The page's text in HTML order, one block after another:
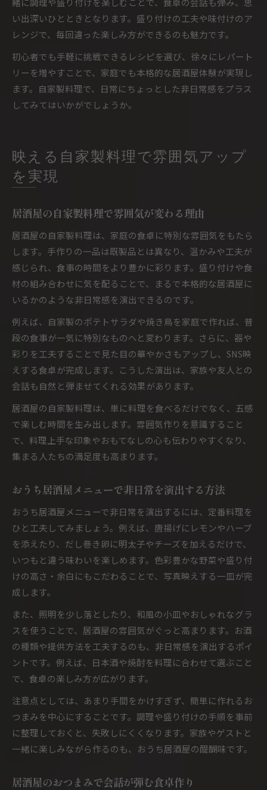
い出深いひとときとなります。盛り付けの工夫や味付けのア
レンジで、毎回違った楽しみ方ができるのも魅力です。
初心者でも手軽に挑戦できるレシピを選び、徐々にレパート
リーを増やすことで、家庭でも本格的な居酒屋体験が実現し
ます。自家製料理で、日常にちょっとした非日常感をプラス
してみてはいかがでしょうか。
映える自家製料理で雰囲気アップ
を実現
居酒屋の自家製料理で雰囲気が変わる理由
居酒屋の自家製料理は、家庭の食卓に特別な雰囲気をもたら
します。手作りの一品は既製品とは異なり、温かみや工夫が
感じられ、食事の時間をより豊かに彩ります。盛り付けや食
材の組み合わせに気を配ることで、まるで本格的な居酒屋に
いるかのような非日常感を演出できるのです。
例えば、自家製のポテトサラダや焼き鳥を家庭で作れば、普
段の食事が一気に特別なものへと変わります。さらに、器や
彩りを工夫することで見た目の華やかさもアップし、SNS映
えする食卓が完成します。こうした演出は、家族や友人との
会話も自然と弾ませてくれる効果があります。
居酒屋の自家製料理は、単に料理を食べるだけでなく、五感
で楽しむ時間を生み出します。雰囲気作りを意識すること
で、料理上手な印象やおもてなしの心も伝わりやすくなり、
集まる人たちの満足度も高まります。
おうち居酒屋メニューで非日常を演出する方法
おうち居酒屋メニューで非日常を演出するには、定番料理を
ひと工夫してみましょう。例えば、唐揚げにレモンやハーブ
を添えたり、だし巻き卵に明太子やチーズを加えるだけで、
いつもと違う味わいを楽しめます。色彩豊かな野菜や盛り付
けの高さ・余白にもこだわることで、写真映えする一皿が完
成します。
また、照明を少し落としたり、和風の小皿やおしゃれなグラ
スを使うことで、居酒屋の雰囲気がぐっと高まります。お酒
の種類や提供方法を工夫するのも、非日常感を演出するポイ
ントです。例えば、日本酒や焼酎を料理に合わせて選ぶこと
で、食卓の楽しみ方が広がります。
注意点としては、あまり手間をかけすぎず、簡単に作れるお
つまみを中心にすることです。調理や盛り付けの手順を事前
に整理しておくと、失敗しにくくなります。家族やゲストと
一緒に楽しみながら作るのも、おうち居酒屋の醍醐味です。
居酒屋のおつまみで会話が弾む食卓作り